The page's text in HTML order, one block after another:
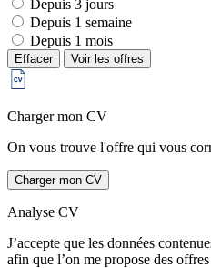
Depuis 3 jours
Depuis 1 semaine
Depuis 1 mois
Effacer Voir les offres
Charger mon CV
On vous trouve l'offre qui vous
Charger mon CV
Analyse CV
J’accepte que les données
afin que l’on me propose des